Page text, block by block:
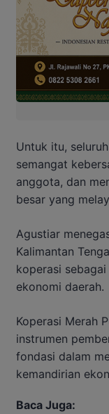
Untuk itu,
semangat
anggota, dan
besar yang
Agustiar
Kalimantan
koperasi
ekonomi daerah.
Koperasi Merah
instrumen
fondasi dalam
kemandirian
Baca Juga: